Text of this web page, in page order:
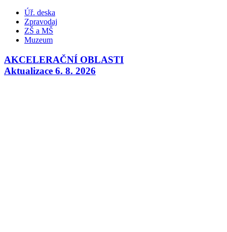
Úř. deska
Zpravodaj
ZŠ a MŠ
Muzeum
AKCELERAČNÍ OBLASTI
Aktualizace 6. 8. 2026